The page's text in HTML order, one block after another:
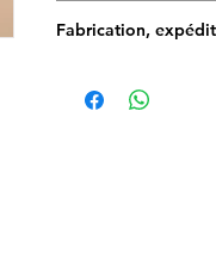
main et en France.
encore plus
Fabrication,